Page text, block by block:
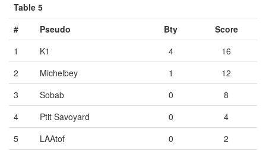
Table 5
#
Pseudo Bty
Score
1
K1 4
16
2
Michelbey 1
12
3
Sobab 0
8
4
Ptit Savoyard 0
4
5
LAAtof 0
2